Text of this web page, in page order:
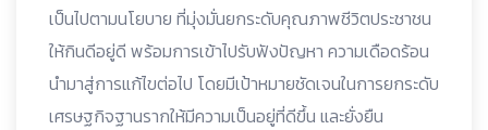
เป็นไปตามนโยบาย ที่มุ่งมั่นยกระดับคุณภาพชีวิตประชาชน
ให้กินดีอยู่ดี พร้อมการเข้าไปรับฟังปัญหา ความเดือดร้อน
นำมาสู่การแก้ไขต่อไป โดยมีเป้าหมายชัดเจนในการยกระดับ
เศรษฐกิจฐานรากให้มีความเป็นอยู่ที่ดีขึ้น และยั่งยืน